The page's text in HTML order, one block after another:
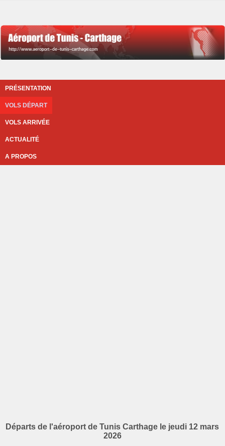
PRÉSENTATION
VOLS DÉPART
VOLS ARRIVÉE
ACTUALITÉ
A PROPOS
Départs de l'aéroport de Tunis Carthage le jeudi 12 mars
2026